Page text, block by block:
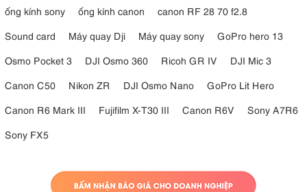
3.7. Kiểm soát dễ dàng
VớiVòng Điều Khiển được thiết kế mới,có thể lập trình, ống kính
chỉnh các thông số chính của máy ảnh như khẩu độ, tốc độ màn trập,
4. Review ưu và nhược điểm của Canon RF
Nhỏ gọn và cân bằng tốt trên EOS R
ống kính sony
ống kính canon
canon RF 28 70 f2.8
Sound card
Máy quay Dji Máy quay sony
GoPro hero 13
Osmo Pocket 3
DJI Osmo 360 Ricoh GR IV
DJI Mic 3
Canon C50
Nikon ZR DJI Osmo Nano
GoPro Lit Hero
Canon R6 Mark III
Fujifilm X-T30 III Canon R6V
Sony A7R6
Sony FX5